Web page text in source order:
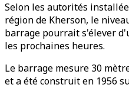
Selon les autorités
région de Kherson, le
barrage pourrait s'élever
les prochaines heures.
Le barrage mesure 30
et a été construit en 1956